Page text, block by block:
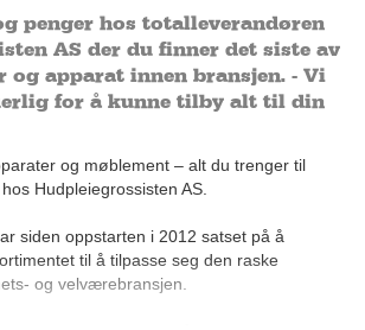
penger hos totalleverandøren
AS der du finner det siste av
og apparat innen bransjen. - Vi
for å kunne tilby alt til din
og møblement – alt du trenger til
Hudpleiegrossisten AS.
siden oppstarten i 2012 satset på å
til å tilpasse seg den raske
og velværebransjen.